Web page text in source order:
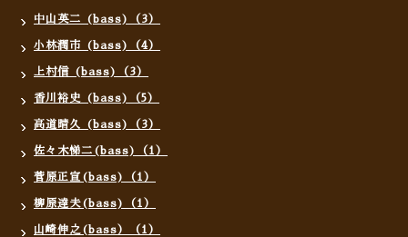
中山英二 (bass)（3）
小林潤市 (bass)（4）
上村信 (bass)（3）
香川裕史 (bass)（5）
高道晴久 (bass)（3）
佐々木悌二(bass)（1）
菅原正宣(bass)（1）
柳原達夫(bass)（1）
山崎伸之(bass）（1）